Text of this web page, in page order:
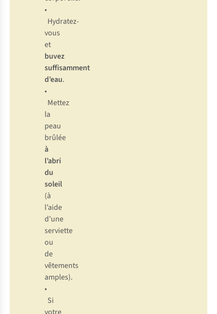
•
Hydratez-
vous
et
buvez
suffisamment
d’eau.
•
Mettez
la
peau
brûlée
à
l’abri
du
soleil
(à
l’aide
d’une
serviette
ou
de
vêtements
amples).
•
Si